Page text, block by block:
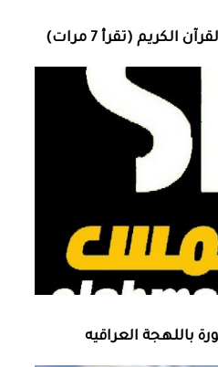
(تقرأ 7 مرات)
باللهجة العراقيه